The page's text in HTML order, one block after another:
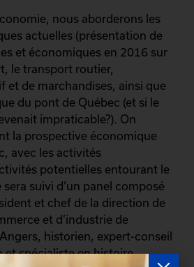
nous aborderons les
actuelles (présentation de
et économiques en 2016 sur
le transport routier,
et de marchandises, ainsi que
du pont de Québec (et si le
impraticable?). On
la prospective économique
avec les activités
potentielles entourant le
suivi d’un panel composé
et chef de la direction de
et d’industrie de
historien, expert-conseil
spécialiste en histoire